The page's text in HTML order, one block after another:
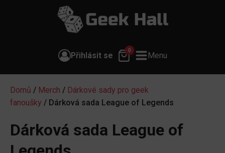
Přihlásit se
0
Menu
Domů / Merch / Dárkové sady pro geek
fanoušky / Dárková sada League of Legends
Dárková sada League of